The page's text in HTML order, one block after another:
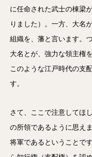
に任命された武士の棟梁
りました）。一方、大名
組織を、藩と言います。
大名とが、強力な領主権
このような江戸時代の支
す。
さて、ここで注意してほ
の所領であるように思え
将軍であるということで